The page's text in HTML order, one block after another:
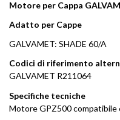
Motore per Cappa
Adatto per Cappe
GALVAMET: SHADE 60/A
Codici di riferimento
GALVAMET R211064
Specifiche tecniche
Motore GPZ500 compatibile